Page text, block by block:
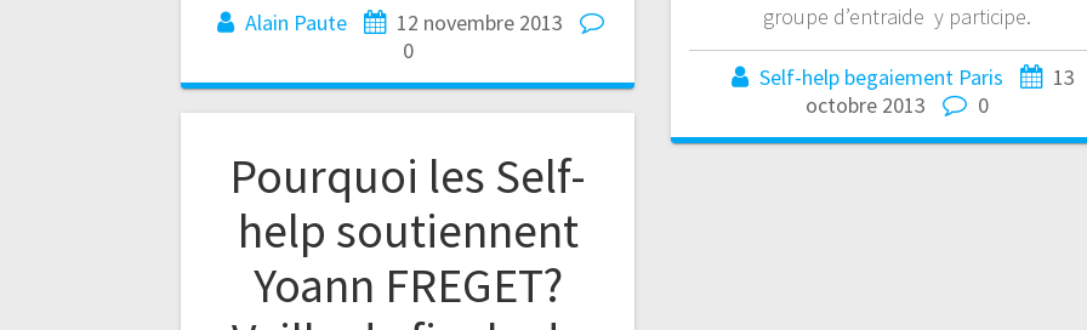
Alain Paute
12 novembre 2013
0
groupe d’entraide y participe.
Self-help begaiement Paris
13
octobre 2013
0
Pourquoi les Self-
help soutiennent
Yoann FREGET?